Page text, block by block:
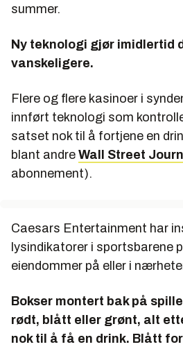
summer.
Ny teknologi gjør imidlertid
vanskeligere.
Flere og flere kasinoer i
innført teknologi som
satset nok til å fortjene en
blant andre Wall Street
abonnement).
Caesars Entertainment har
lysindikatorer i sportsbarene
eiendommer på eller i
Bokser montert bak på
rødt, blått eller grønt, alt
nok til å få en drink. Blått